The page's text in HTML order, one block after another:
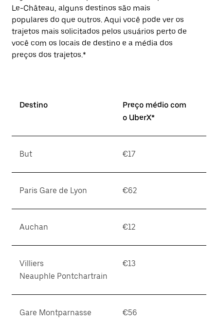
Le-Château, alguns destinos são mais
populares do que outros. Aqui você pode ver os
trajetos mais solicitados pelos usuários perto de
você com os locais de destino e a média dos
preços dos trajetos.*
Destino
Preço médio com
o UberX*
But €17
Paris Gare de Lyon €62
Auchan €12
Villiers
Neauphle Pontchartrain
€13
Gare Montparnasse €56